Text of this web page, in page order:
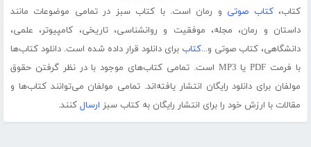
کتاب،کتاب صوتی و رمان است. با کتاب سبز در تمامی موضوعات مانند
داستان و رمان، مجله، موفقیت و روانشناسی، تاریخی، کامپیوتر، علمی،
دانشگاهی، کتاب صوتی و...کتاب برای دانلود قرار داده شده است. دانلود کتاب‌ها
با فرمت PDF یا MP3 است. تمامی کتاب‌های موجود با در نظر گرفتن حقوق
مولفان برای دانلود رایگان انتشار یافته‌اند. تمامی مولفان می‌توانند کتاب‌ها و
مقالات با ارزش خود را برای انتشار رایگان به کتاب سبز ارسال کنند.